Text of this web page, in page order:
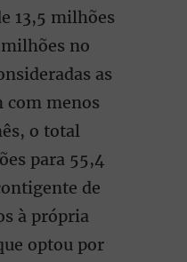
13,5 milhões
no
as
com menos
o total
para 55,4
de
à própria
optou por